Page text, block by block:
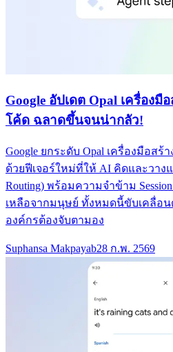
Google อัปเดต Opal เครื่องมื
โค้ด ฉลาดขึ้นจนน่ากลัว!
Google ยกระดับ Opal เครื่องมือสร้า
ด้วยฟีเจอร์ใหม่ที่ให้ AI คิดและวางแ
Routing) พร้อมความจำข้าม
เหลือจากมนุษย์ ทั้งหมดนี้ขับเคลื่อน
องค์กรต้องจับตามอง
Suphansa Makpayab28 ก.พ. 2569